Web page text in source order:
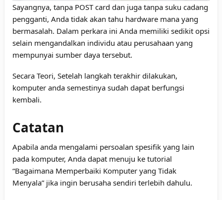
Sayangnya, tanpa POST card dan juga tanpa suku cadang
pengganti, Anda tidak akan tahu hardware mana yang
bermasalah. Dalam perkara ini Anda memiliki sedikit opsi
selain mengandalkan individu atau perusahaan yang
mempunyai sumber daya tersebut.
Secara Teori, Setelah langkah terakhir dilakukan,
komputer anda semestinya sudah dapat berfungsi
kembali.
Catatan
Apabila anda mengalami persoalan spesifik yang lain
pada komputer, Anda dapat menuju ke tutorial
“Bagaimana Memperbaiki Komputer yang Tidak
Menyala” jika ingin berusaha sendiri terlebih dahulu.